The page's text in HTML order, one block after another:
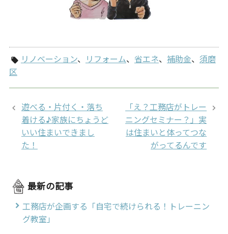
local_offer リノベーション、 リフォーム、 省エネ、 補助金、 須磨
区
遊べる・片付く・落ち
着ける♪家族にちょうど
いい住まいできまし
た！
「え？工務店がトレー
ニングセミナー？」実
は住まいと体ってつな
がってるんです
最新の記事
工務店が企画する「自宅で続けられる！トレーニン
グ教室」